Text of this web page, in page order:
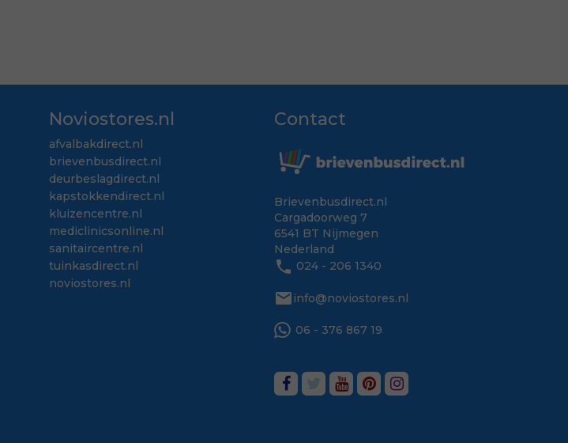
Noviostores.nl
afvalbakdirect.nl
brievenbusdirect.nl
deurbeslagdirect.nl
kapstokkendirect.nl
kluizencentre.nl
mediclinicsonline.nl
sanitaircentre.nl
tuinkasdirect.nl
noviostores.nl
Contact
Brievenbusdirect.nl
Cargadoorweg 7
6541 BT Nijmegen
Nederland
phone 024 - 206 1340
mail info@noviostores.nl
06 - 376 867 19